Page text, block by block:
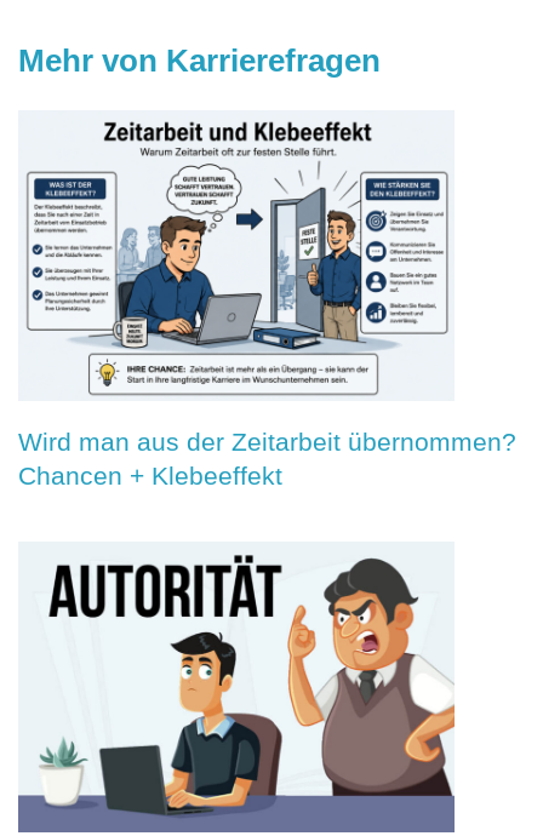
Mehr von Karrierefragen
Wird man aus der Zeitarbeit übernommen?
Chancen + Klebeeffekt